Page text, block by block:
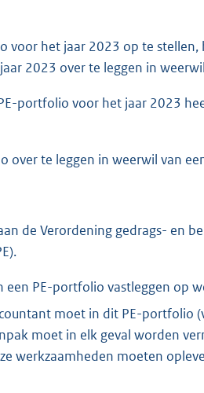
het jaar 2023 op te stellen,
2023 over te leggen in
voor het jaar 2023
te leggen in weerwil van
Verordening gedrags- en
PE-portfolio vastleggen op
moet in dit PE-portfolio
moet in elk geval worden
werkzaamheden moeten